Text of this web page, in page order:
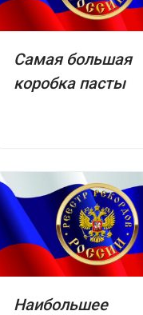
Самая большая
коробка пасты
Наибольшее